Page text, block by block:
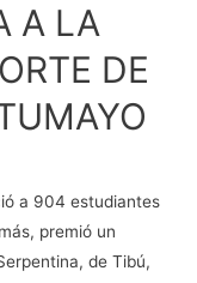
A LA
DE
a 904 estudiantes
premió un
de Tibú,